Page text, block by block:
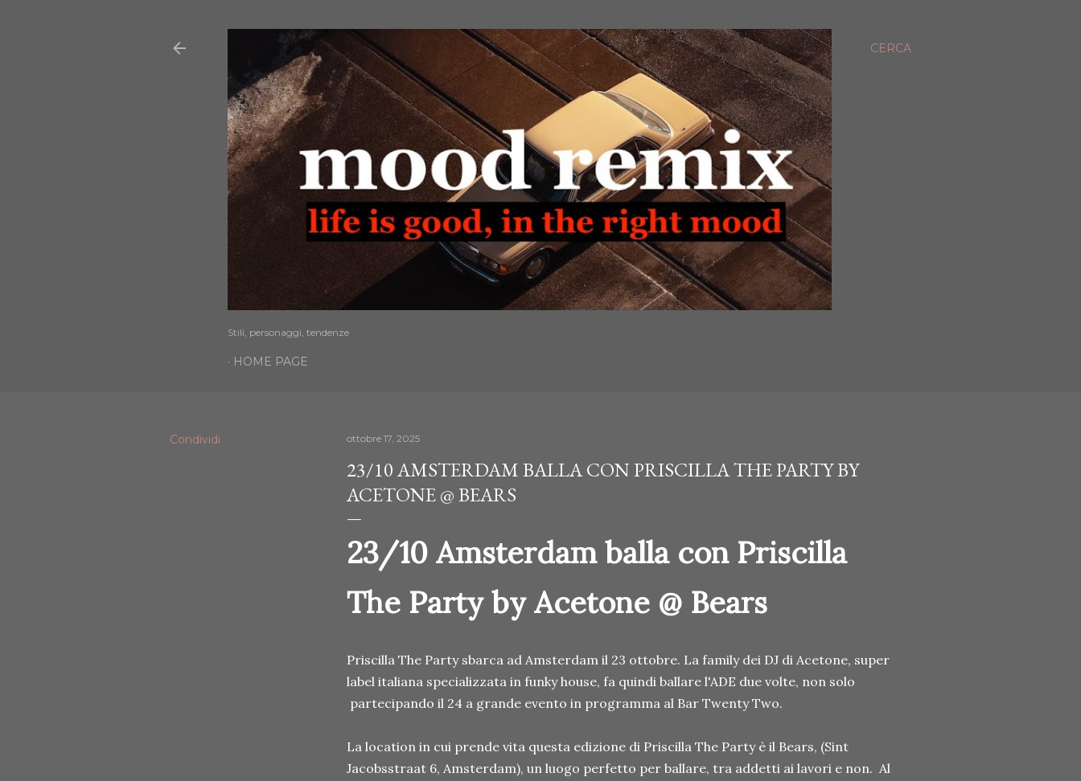
CERCA
Stili, personaggi, tendenze
HOME PAGE
Condividi ottobre 17, 2025
23/10 AMSTERDAM BALLA CON PRISCILLA THE PARTY BY
ACETONE @ BEARS
23/10 Amsterdam balla con Priscilla
The Party by Acetone @ Bears
Priscilla The Party sbarca ad Amsterdam il 23 ottobre. La family dei DJ di Acetone, super
label italiana specializzata in funky house, fa quindi ballare l'ADE due volte, non solo
partecipando il 24 a grande evento in programma al Bar Twenty Two.
La location in cui prende vita questa edizione di Priscilla The Party è il Bears, (Sint
Jacobsstraat 6, Amsterdam), un luogo perfetto per ballare, tra addetti ai lavori e non. Al